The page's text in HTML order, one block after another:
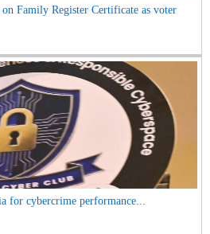
on Family Register Certificate as voter
for cybercrime performance...